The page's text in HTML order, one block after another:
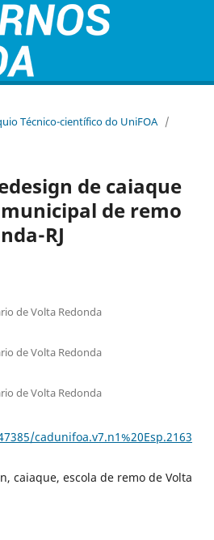
Técnico-científico do UniFOA /
de caiaque
de remo
RJ
de Volta Redonda
de Volta Redonda
de Volta Redonda
cadunifoa.v7.n1%20Esp.2163
caiaque, escola de remo de Volta